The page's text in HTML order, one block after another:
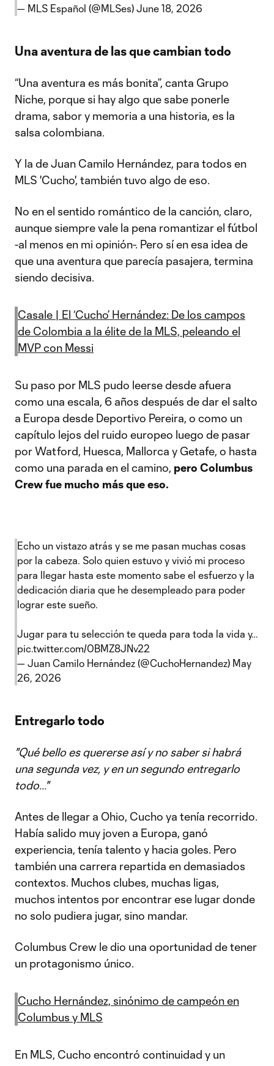
— MLS Español (@MLSes) June 18, 2026
Una aventura de las que cambian todo
“Una aventura es más bonita”, canta Grupo
Niche, porque si hay algo que sabe ponerle
drama, sabor y memoria a una historia, es la
salsa colombiana.
Y la de Juan Camilo Hernández, para todos en
MLS 'Cucho', también tuvo algo de eso.
No en el sentido romántico de la canción, claro,
aunque siempre vale la pena romantizar el fútbol
-al menos en mi opinión-. Pero sí en esa idea de
que una aventura que parecía pasajera, termina
siendo decisiva.
Casale | El ‘Cucho’ Hernández: De los campos
de Colombia a la élite de la MLS, peleando el
MVP con Messi
Su paso por MLS pudo leerse desde afuera
como una escala, 6 años después de dar el salto
a Europa desde Deportivo Pereira, o como un
capítulo lejos del ruido europeo luego de pasar
por Watford, Huesca, Mallorca y Getafe, o hasta
como una parada en el camino, pero Columbus
Crew fue mucho más que eso.
Echo un vistazo atrás y se me pasan muchas cosas
por la cabeza. Solo quien estuvo y vivió mi proceso
para llegar hasta este momento sabe el esfuerzo y la
dedicación diaria que he desempleado para poder
lograr este sueño.
Jugar para tu selección te queda para toda la vida y…
pic.twitter.com/0BMZ8JNv22
— Juan Camilo Hernández (@CuchoHernandez) May
26, 2026
Entregarlo todo
"Qué bello es quererse así y no saber si habrá
una segunda vez, y en un segundo entregarlo
todo..."
Antes de llegar a Ohio, Cucho ya tenía recorrido.
Había salido muy joven a Europa, ganó
experiencia, tenía talento y hacia goles. Pero
también una carrera repartida en demasiados
contextos. Muchos clubes, muchas ligas,
muchos intentos por encontrar ese lugar donde
no solo pudiera jugar, sino mandar.
Columbus Crew le dio una oportunidad de tener
un protagonismo único.
Cucho Hernández, sinónimo de campeón en
Columbus y MLS
En MLS, Cucho encontró continuidad y un